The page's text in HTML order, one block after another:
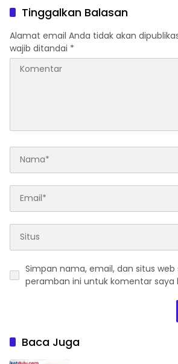
Tinggalkan Balasan
Alamat email Anda tidak akan
wajib ditandai *
Simpan nama, email, dan situs web
peramban ini untuk komentar saya
Baca Juga